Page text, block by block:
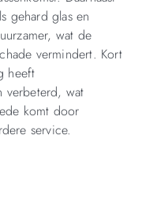
gehard glas en
wat de
vermindert. Kort
heeft
verbeterd, wat
komt door
service.